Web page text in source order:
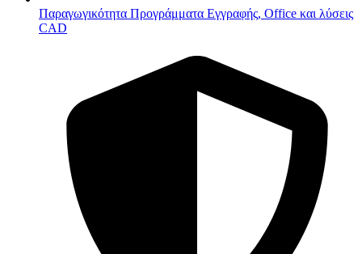
Παραγωγικότητα Προγράμματα Εγγραφής, Office και λύσεις
CAD